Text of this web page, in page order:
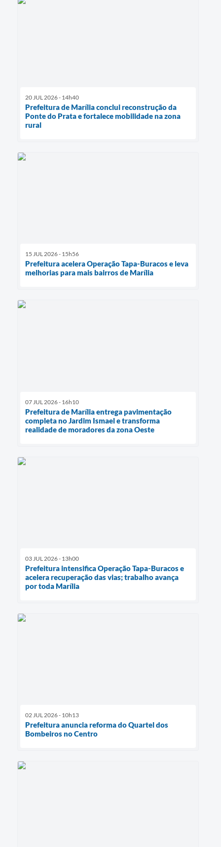
20 JUL 2026 - 14h40
Prefeitura de Marília conclui reconstrução da
Ponte do Prata e fortalece mobilidade na zona
rural
15 JUL 2026 - 15h56
Prefeitura acelera Operação Tapa-Buracos e leva
melhorias para mais bairros de Marília
07 JUL 2026 - 16h10
Prefeitura de Marília entrega pavimentação
completa no Jardim Ismael e transforma
realidade de moradores da zona Oeste
03 JUL 2026 - 13h00
Prefeitura intensifica Operação Tapa-Buracos e
acelera recuperação das vias; trabalho avança
por toda Marília
02 JUL 2026 - 10h13
Prefeitura anuncia reforma do Quartel dos
Bombeiros no Centro